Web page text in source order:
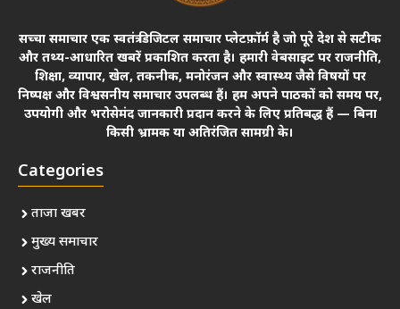
सच्चा समाचार एक स्वतंत्र डिजिटल समाचार प्लेटफ़ॉर्म है जो पूरे देश से सटीक
और तथ्य-आधारित खबरें प्रकाशित करता है। हमारी वेबसाइट पर राजनीति,
शिक्षा, व्यापार, खेल, तकनीक, मनोरंजन और स्वास्थ्य जैसे विषयों पर
निष्पक्ष और विश्वसनीय समाचार उपलब्ध हैं। हम अपने पाठकों को समय पर,
उपयोगी और भरोसेमंद जानकारी प्रदान करने के लिए प्रतिबद्ध हैं — बिना
किसी भ्रामक या अतिरंजित सामग्री के।
Categories
ताजा खबर
मुख्य समाचार
राजनीति
खेल